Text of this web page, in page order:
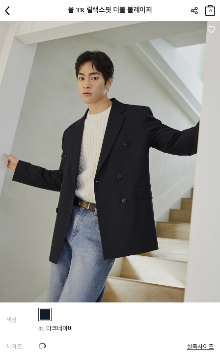
울 TR 릴랙스핏 더블 블레이저
장바
구니
0
색상
01 다크네이비
사이즈
실측사이즈